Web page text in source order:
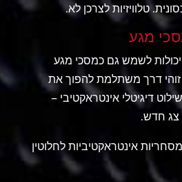
טלוויזיות לצרכן לא.
מגע
לשמש גם כמסכי מגע
דרך משתלמת להפוך את
דיגיטלי אינטראקטיבי –
צג חדש.
אינטראקטיביות לחלוטין